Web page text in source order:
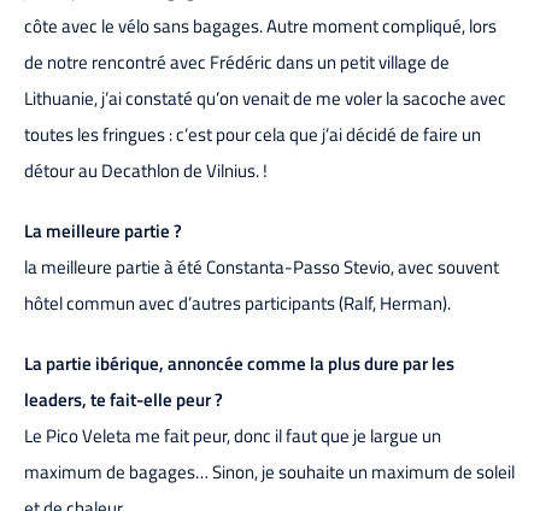
côte avec le vélo sans bagages. Autre moment compliqué, lors
de notre rencontré avec Frédéric dans un petit village de
Lithuanie, j’ai constaté qu’on venait de me voler la sacoche avec
toutes les fringues : c’est pour cela que j’ai décidé de faire un
détour au Decathlon de Vilnius. !
La meilleure partie ?
la meilleure partie à été Constanta-Passo Stevio, avec souvent
hôtel commun avec d’autres participants (Ralf, Herman).
La partie ibérique, annoncée comme la plus dure par les
leaders, te fait-elle peur ?
Le Pico Veleta me fait peur, donc il faut que je largue un
maximum de bagages… Sinon, je souhaite un maximum de soleil